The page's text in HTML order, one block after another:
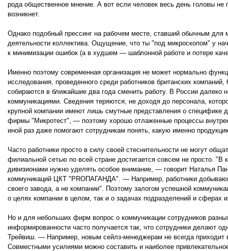
рода общественное мнение. А вот если человек весь день головы
возникнет.
Однако подобный прессинг на рабочем месте, ставший обычным
деятельности коллектива. Ощущение, что ты "под микроскопом" у
к минимизации ошибок (а в худшем — шаблонной работе и потере
Именно поэтому современная организация не может нормально
исследования, проведенного среди работников британских
собираются в ближайшие два года сменить работу. В России
коммуникациями. Сведения теряются, не доходя до персонала,
крупной компании имеют лишь смутные представления о специфике
фирмы "Микротест", — поэтому хорошо отлаженные процессы
иной раз даже помогают сотрудникам понять, какую именно
Часто работники просто в силу своей стеснительности не могут
филиальной сетью по всей стране достигается совсем не просто.
дивизионами нужно уделять особое внимание, — говорит Наталья
коммуникаций ЦКТ "PRОПАГАНДА". — Например, работники
своего завода, а не компании". Поэтому залогом успешной
о целях компании в целом, так и о задачах подразделений и сферах
Но и для небольших фирм вопрос о коммуникации сотрудников
информированности часто получается так, что сотрудники делают
Трейвиш. — Например, новым сейлз-менеджерам не всегда приходит
Совместными усилиями можно составить и наиболее